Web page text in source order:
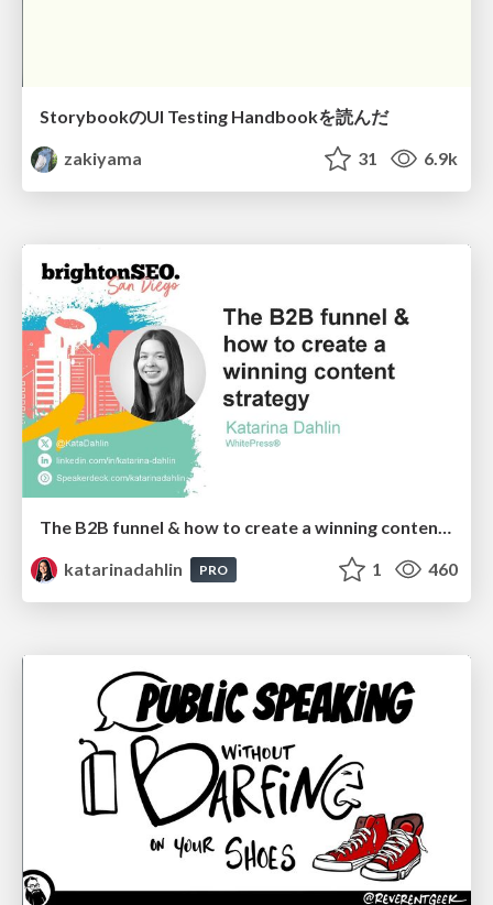
StorybookのUI Testing Handbookを読んだ
zakiyama
31 6.9k
katarinadahlin
PRO 1 460